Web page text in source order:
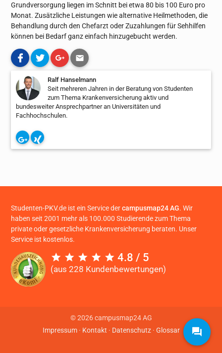
Grundversorgung liegen im Schnitt bei etwa 80 bis 100 Euro pro
Monat. Zusätzliche Leistungen wie alternative Heilmethoden, die
Behandlung durch den Chefarzt oder Zuzahlungen für Sehhilfen
können bei Bedarf ganz einfach hinzugebucht werden.
Ralf Hanselmann
Seit mehreren Jahren in der Beratung von Studenten
zum Thema Krankenversicherung aktiv und
bundesweiter Ansprechpartner an Universitäten und
Fachhochschulen.
Studenten-PKV.de ist ein Service dercampusmap24 AG. Wir
haben seit 2001 mehr als 100.000 Studierende zum Thema
private oder gesetzliche Krankenversicherung beraten. Unser
Service ist kostenlos.
4.8 / 5
(aus 228 Kundenbewertungen)
© 2026 campusmap24 AG
Impressum· Kontakt · Datenschutz· Glossar